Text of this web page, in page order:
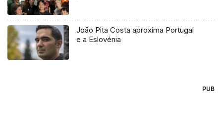
João Pita Costa aproxima Portugal
e a Eslovénia
PUB